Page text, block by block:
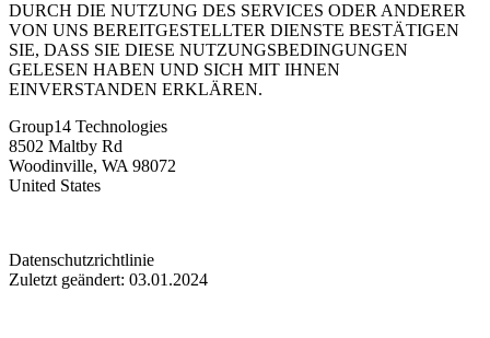
DURCH DIE NUTZUNG DES SERVICES ODER ANDERER
VON UNS BEREITGESTELLTER DIENSTE BESTÄTIGEN
SIE, DASS SIE DIESE NUTZUNGSBEDINGUNGEN
GELESEN HABEN UND SICH MIT IHNEN
EINVERSTANDEN ERKLÄREN.
Group14 Technologies
8502 Maltby Rd
Woodinville, WA 98072
United States
Datenschutzrichtlinie
Zuletzt geändert: 03.01.2024